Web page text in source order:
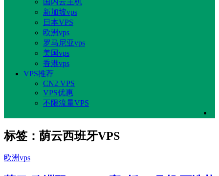
新加坡vps
日本VPS
欧洲vps
罗马尼亚vps
美国vps
香港vps
VPS推荐
CN2 VPS
VPS优惠
不限流量VPS
标签：荫云西班牙VPS
欧洲vps